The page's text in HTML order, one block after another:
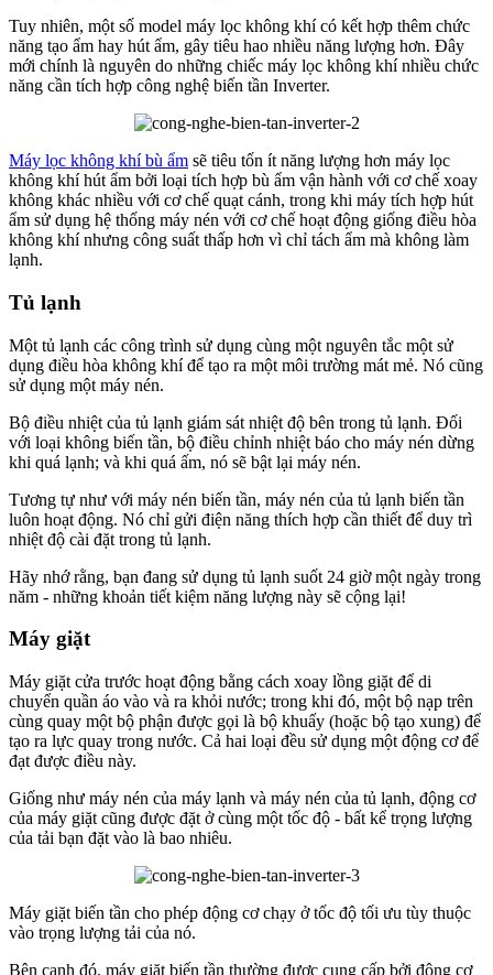
Tuy nhiên, một số model máy lọc không khí có kết hợp thêm chức
năng tạo ẩm hay hút ẩm, gây tiêu hao nhiều năng lượng hơn. Đây
mới chính là nguyên do những chiếc máy lọc không khí nhiều chức
năng cần tích hợp công nghệ biến tần Inverter.
Máy lọc không khí bù ẩm sẽ tiêu tốn ít năng lượng hơn máy lọc
không khí hút ẩm bởi loại tích hợp bù ẩm vận hành với cơ chế xoay
không khác nhiều với cơ chế quạt cánh, trong khi máy tích hợp hút
ẩm sử dụng hệ thống máy nén với cơ chế hoạt động giống điều hòa
không khí nhưng công suất thấp hơn vì chỉ tách ẩm mà không làm
lạnh.
Tủ lạnh
Một tủ lạnh các công trình sử dụng cùng một nguyên tắc một sử
dụng điều hòa không khí để tạo ra một môi trường mát mẻ. Nó cũng
sử dụng một máy nén.
Bộ điều nhiệt của tủ lạnh giám sát nhiệt độ bên trong tủ lạnh. Đối
với loại không biến tần, bộ điều chỉnh nhiệt báo cho máy nén dừng
khi quá lạnh; và khi quá ấm, nó sẽ bật lại máy nén.
Tương tự như với máy nén biến tần, máy nén của tủ lạnh biến tần
luôn hoạt động. Nó chỉ gửi điện năng thích hợp cần thiết để duy trì
nhiệt độ cài đặt trong tủ lạnh.
Hãy nhớ rằng, bạn đang sử dụng tủ lạnh suốt 24 giờ một ngày trong
năm - những khoản tiết kiệm năng lượng này sẽ cộng lại!
Máy giặt
Máy giặt cửa trước hoạt động bằng cách xoay lồng giặt để di
chuyển quần áo vào và ra khỏi nước; trong khi đó, một bộ nạp trên
cùng quay một bộ phận được gọi là bộ khuấy (hoặc bộ tạo xung) để
tạo ra lực quay trong nước. Cả hai loại đều sử dụng một động cơ để
đạt được điều này.
Giống như máy nén của máy lạnh và máy nén của tủ lạnh, động cơ
của máy giặt cũng được đặt ở cùng một tốc độ - bất kể trọng lượng
của tải bạn đặt vào là bao nhiêu.
Máy giặt biến tần cho phép động cơ chạy ở tốc độ tối ưu tùy thuộc
vào trọng lượng tải của nó.
Bên cạnh đó, máy giặt biến tần thường được cung cấp bởi động cơ